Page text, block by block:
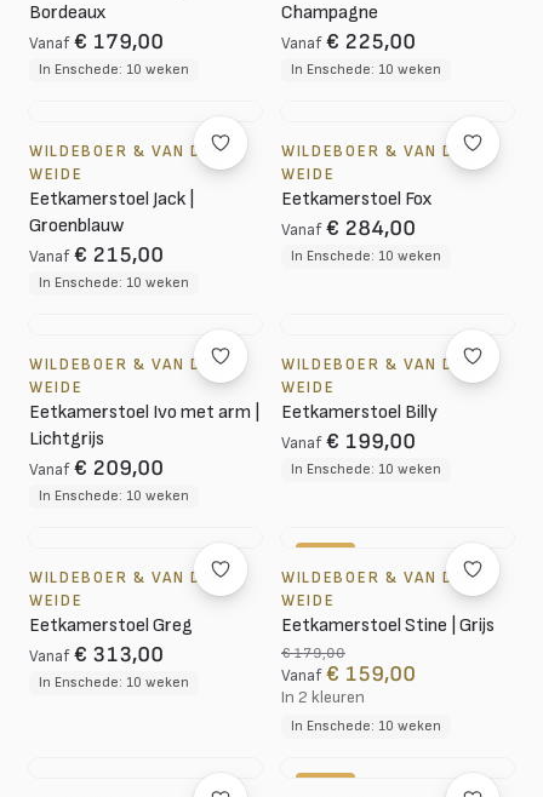
Bordeaux
Vanaf € 179,00
In Enschede: 10 weken
Champagne
Vanaf € 225,00
In Enschede: 10 weken
WILDEBOER & VAN DER
WEIDE
Eetkamerstoel Jack |
Groenblauw
Vanaf € 215,00
In Enschede: 10 weken
WILDEBOER & VAN DER
WEIDE
Eetkamerstoel Fox
Vanaf € 284,00
In Enschede: 10 weken
WILDEBOER & VAN DER
WEIDE
Eetkamerstoel Ivo met arm |
Lichtgrijs
Vanaf € 209,00
In Enschede: 10 weken
WILDEBOER & VAN DER
WEIDE
Eetkamerstoel Billy
Vanaf € 199,00
In Enschede: 10 weken
WILDEBOER & VAN DER
WEIDE
Eetkamerstoel Greg
Vanaf € 313,00
In Enschede: 10 weken
WILDEBOER & VAN DER
WEIDE
Eetkamerstoel Stine | Grijs
€ 179,00
Vanaf € 159,00
In 2 kleuren
In Enschede: 10 weken